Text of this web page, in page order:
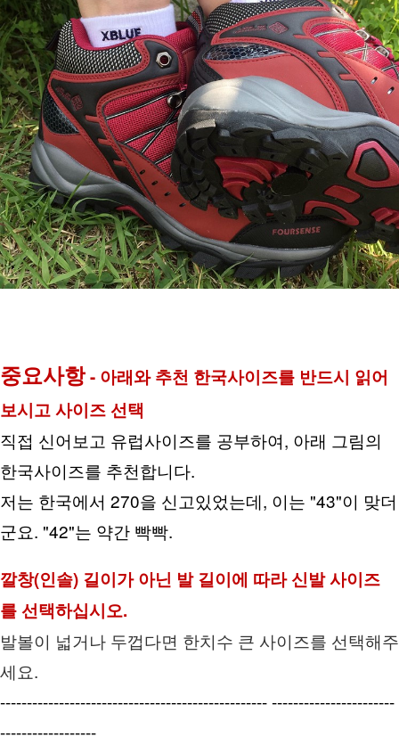
중요사항 - 아래와 추천 한국사이즈를 반드시 읽어
보시고 사이즈 선택
직접 신어보고 유럽사이즈를 공부하여, 아래 그림의
한국사이즈를 추천합니다.
저는 한국에서 270을 신고있었는데, 이는 "43"이 맞더
군요. "42"는 약간 빡빡.
깔창(인솔) 길이가 아닌 발 길이에 따라 신발 사이즈
를 선택하십시오.
발볼이 넓거나 두껍다면 한치수 큰 사이즈를 선택해주
세요.
-------------------------------------------------- -----------------------
------------------